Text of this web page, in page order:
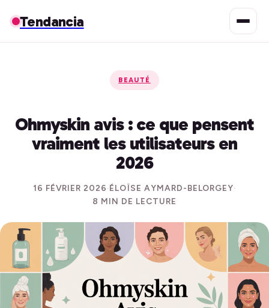
Tendancia
BEAUTÉ
Ohmyskin avis : ce que pensent
vraiment les utilisateurs en
2026
16 FÉVRIER 2026·ÉLOÏSE AYMARD-BELORGEY·
8 MIN DE LECTURE